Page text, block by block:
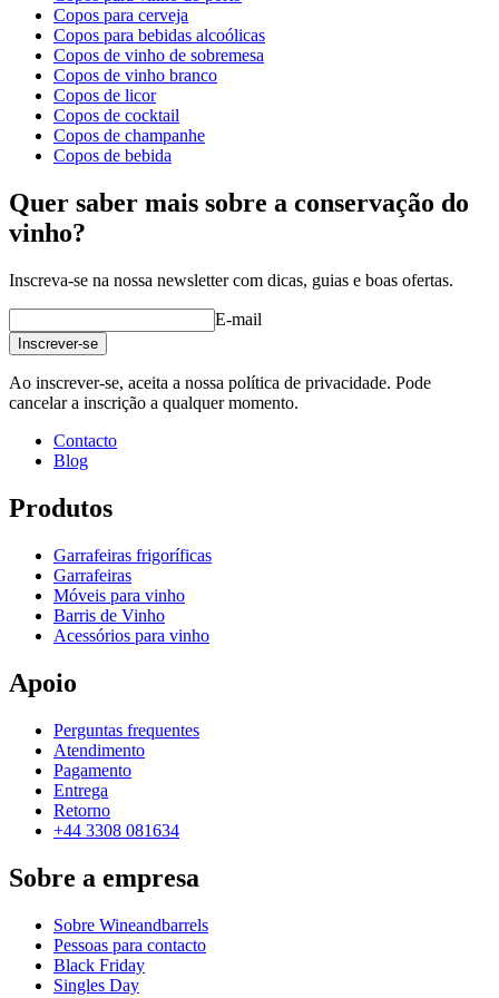
Série de produtosVision
vidroTaça de sobremesa, Copo de vinho branco, Copo de
cristal
diâmetro (cm)8
capacidade (cl)34
wine glasses
Copos para cerveja
Copos para bebidas alcoólicas
Copos de vinho de sobremesa
Copos de vinho branco
Copos de licor
Copos de cocktail
Copos de champanhe
Copos de bebida
Quer saber mais sobre a conservação do
vinho?
Inscreva-se na nossa newsletter com dicas, guias e boas ofertas.
E-mail
Inscrever-se
Ao inscrever-se, aceita a nossa política de privacidade. Pode
cancelar a inscrição a qualquer momento.
Contacto
Blog
Produtos
Garrafeiras frigoríficas
Garrafeiras
Móveis para vinho
Barris de Vinho
Acessórios para vinho
Apoio
Perguntas frequentes
Atendimento
Pagamento
Entrega
Retorno
+44 3308 081634
Sobre a empresa
Sobre Wineandbarrels
Pessoas para contacto
Black Friday
Singles Day